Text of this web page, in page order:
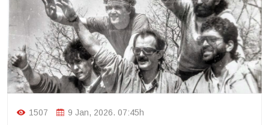
1507 9 Jan, 2026. 07:45h